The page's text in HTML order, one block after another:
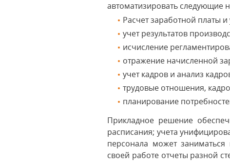
автоматизировать следующие
Расчет заработной платы
учет результатов
исчисление
отражение начисленной
учет кадров и анализ
трудовые отношения,
планирование
Прикладное решение
расписания; учета
персонала может
своей работе отчеты разной